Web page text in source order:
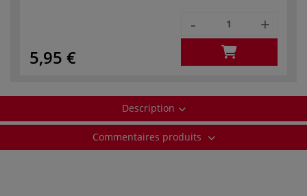
5,95 €
- +
Description
Commentaires produits